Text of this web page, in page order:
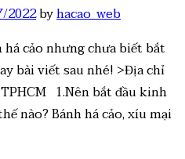
2022byhacao_web
cảo nhưng chưa biết bắt
bài viết sau nhé! >Địa chỉ
1.Nên bắt đầu kinh
nào? Bánh há cảo, xíu mại